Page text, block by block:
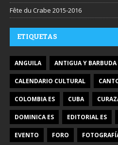
Fête du Crabe 2015-2016
ETIQUETAS
ANGUILA ANTIGUA Y BARBUDA
CALENDARIO CULTURAL
COLOMBIA ES CUBA
DOMINICA ES EDITORIAL ES
EVENTO FORO